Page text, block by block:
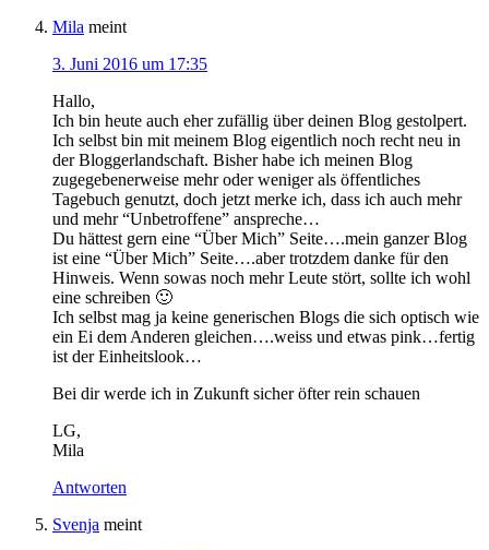
Mila meint
3. Juni 2016 um 17:35
Hallo,
Ich bin heute auch eher zufällig über deinen Blog gestolpert.
Ich selbst bin mit meinem Blog eigentlich noch recht neu in
der Bloggerlandschaft. Bisher habe ich meinen Blog
zugegebenerweise mehr oder weniger als öffentliches
Tagebuch genutzt, doch jetzt merke ich, dass ich auch mehr
und mehr “Unbetroffene” anspreche…
Du hättest gern eine “Über Mich” Seite….mein ganzer Blog
ist eine “Über Mich” Seite….aber trotzdem danke für den
Hinweis. Wenn sowas noch mehr Leute stört, sollte ich wohl
eine schreiben 🙂
Ich selbst mag ja keine generischen Blogs die sich optisch wie
ein Ei dem Anderen gleichen….weiss und etwas pink…fertig
ist der Einheitslook…
Bei dir werde ich in Zukunft sicher öfter rein schauen
LG,
Mila
Antworten
Svenja meint